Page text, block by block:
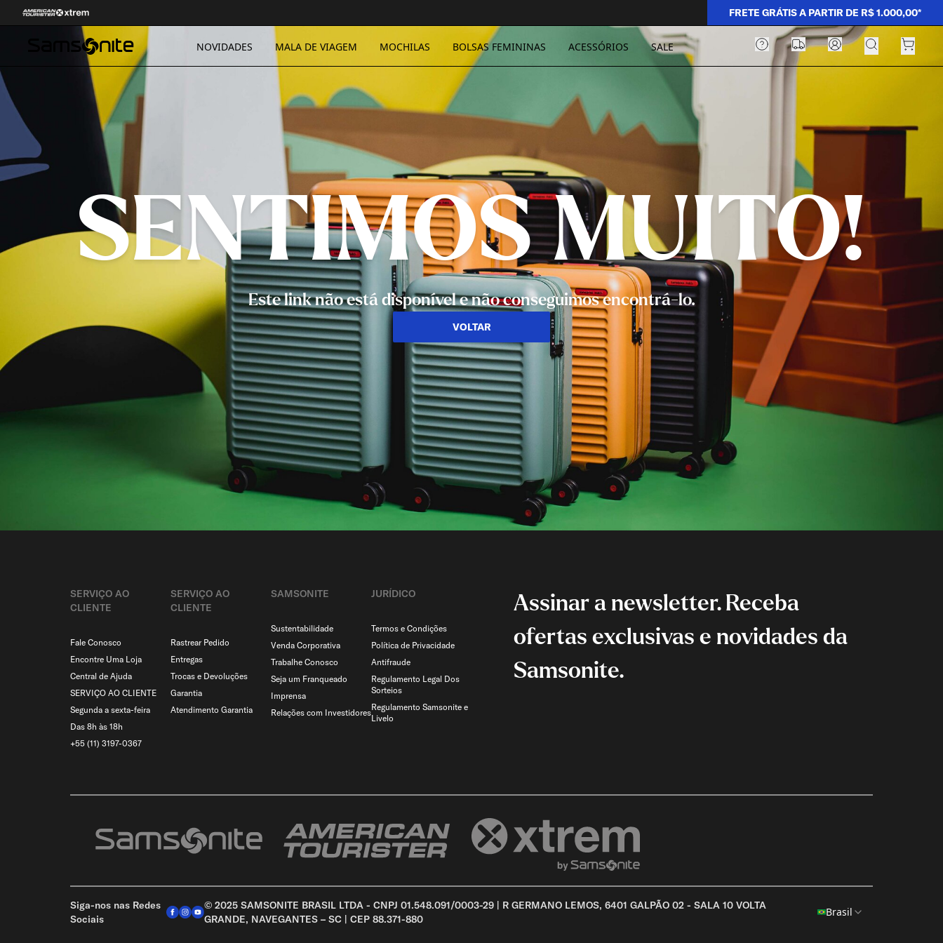
FRETE GRÁTIS A PARTIR DE R$ 1.000,00*
NOVIDADES MALA DE VIAGEM MOCHILAS BOLSAS FEMININAS ACESSÓRIOS SALE
SENTIMOS MUITO!
Este link não está disponível e não conseguimos encontrá-lo.
VOLTAR
SERVIÇO AO
CLIENTE​
Fale Conosco
Encontre Uma Loja
Central de Ajuda
SERVIÇO AO CLIENTE
Segunda a sexta-feira
Das 8h às 18h
+55 (11) 3197-0367
SERVIÇO AO
CLIENTE​
Rastrear Pedido
Entregas
Trocas e Devoluções
Garantia
Atendimento Garantia
SAMSONITE
Sustentabilidade
Venda Corporativa
Trabalhe Conosco
Seja um Franqueado
Imprensa
Relações com Investidores
JURÍDICO
Termos e Condições
Política de Privacidade
Antifraude
Regulamento Legal Dos
Sorteios
Regulamento Samsonite e
Livelo
Assinar a newsletter. Receba
ofertas exclusivas e novidades da
Samsonite.
Siga-nos nas Redes
Sociais
© 2025 SAMSONITE BRASIL LTDA - CNPJ 01.548.091/0003-29 | R GERMANO LEMOS, 6401 GALPÃO 02 - SALA 10 VOLTA
GRANDE, NAVEGANTES – SC | CEP 88.371-880
Brasil